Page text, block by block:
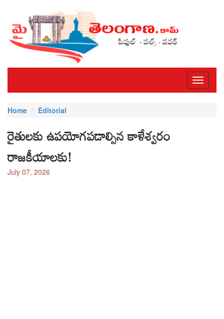
Toggle
Home
Editorial
రైతులకు ఉపయోగపడాల్సిన కాళేశ్వరం
రాజకీయాలకు!
July 07, 2026